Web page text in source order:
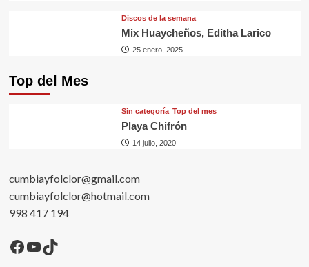
Discos de la semana
Mix Huaycheños, Editha Larico
25 enero, 2025
Top del Mes
Sin categorí­a Top del mes
Playa Chifrón
14 julio, 2020
cumbiayfolclor@gmail.com
cumbiayfolclor@hotmail.com
998 417 194
Facebook
YouTube
TikTok